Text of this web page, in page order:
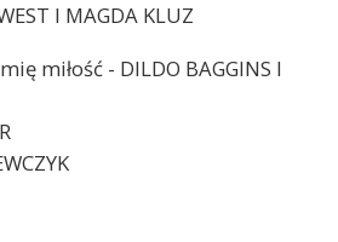
I MAGDA KLUZ
miłość - DILDO BAGGINS I